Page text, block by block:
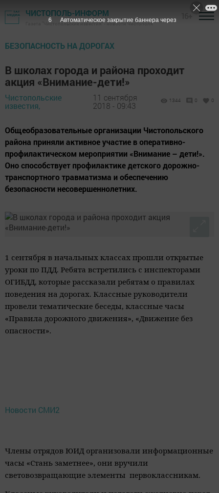
ЧИСТОПОЛЬ-ИНФОРМ
Газета "Чистопольские известия" - новости Чистополя
БЕЗОПАСНОСТЬ НА ДОРОГАХ
В школах города и района проходит
акция «Внимание-дети!»
Чистопольские
известия,
11 сентября
2018 - 09:43
1344 0 0
Общеобразовательные организации Чистопольского
района приняли активное участие в оперативно-
профилактическом мероприятии «Внимание – дети!».
Оно способствует профилактике детского дорожно-
транспортного травматизма и обеспечению
безопасности несовершеннолетних.
1 сентября в начальных классах прошли открытые
уроки по ПДД. Ребята встретились с инспекторами
ОГИБДД, которые рассказали ребятам о правилах
поведения на дорогах. Классные руководители
провели тематические беседы, классные часы
«Правила дорожного движения», «Движение без
опасности».
Новости СМИ2
Члены отрядов ЮИД организовали информационные
часы «Стань заметнее», они вручили
световозвращающие элементы первоклассникам.
5 Автоматическое закрытие баннера через